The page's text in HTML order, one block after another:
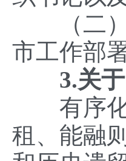
（二）
市工作部
3.关于“
有序化
租、能融